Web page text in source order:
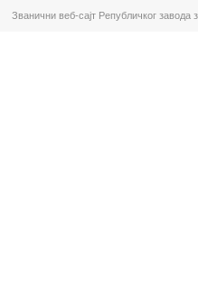
Званични веб-сајт Републичког